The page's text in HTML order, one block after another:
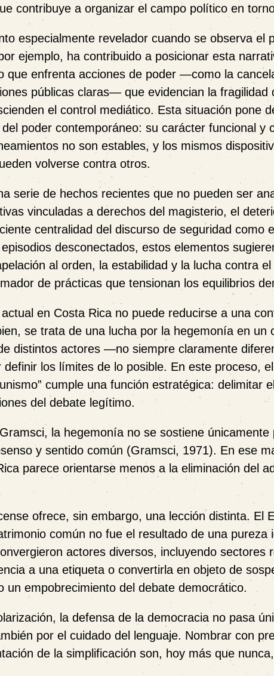
contribuye a organizar el campo político en
especialmente revelador cuando se observa el
ejemplo, ha contribuido a posicionar esta
que enfrenta acciones de poder —como la
públicas claras— que evidencian la fragilidad
el control mediático. Esta situación pone
poder contemporáneo: su carácter funcional y
no son estables, y los mismos
volverse contra otros.
serie de hechos recientes que no pueden ser
vinculadas a derechos del magisterio, el
centralidad del discurso de seguridad como
desconectados, estos elementos
al orden, la estabilidad y la lucha contra
de prácticas que tensionan los equilibrios
en Costa Rica no puede reducirse a una
se trata de una lucha por la hegemonía en un
distintos actores —no siempre claramente
los límites de lo posible. En este proceso,
cumple una función estratégica: delimitar
del debate legítimo.
la hegemonía no se sostiene
y sentido común (Gramsci, 1971). En ese
parece orientarse menos a la eliminación del
ofrece, sin embargo, una lección distinta. El
común no fue el resultado de una pureza
actores diversos, incluyendo sectores
a una etiqueta o convertirla en objeto de
un empobrecimiento del debate democrático.
la defensa de la democracia no pasa
por el cuidado del lenguaje. Nombrar con
de la simplificación son, hoy más que